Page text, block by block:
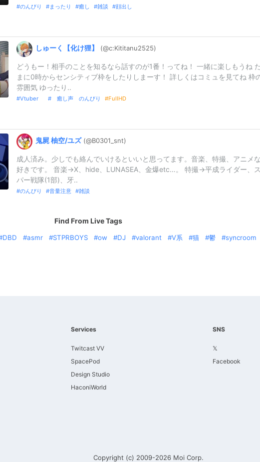
のんびり まったり 癒し 雑談 顔出し
しゅーく【化け狸】 (@c:Kititanu2525)
どうもー！相手のことを知るなら話すのが1番！ってね！ 一緒に楽しもうね
まに0時からセンシティブ枠をしたりしまーす！ 詳しくはコミュを見てね 枠
雰囲気 ゆったり..
Vtuber 癒し声 のんびり FullHD
鬼屍柚空/ユズ (@B0301_ snt)
成人済み。少しでも絡んでいけるといいと思ってます。音楽、特撮、アニメ
好きです。 音楽→X、hide、LUNASEA、金爆etc…。 特撮→平成ライダー、
パー戦隊(1部)、牙..
のんびり 音量注意 雑談
Find From Live Tags
DBD asmr STPRBOYS ow DJ valorant V系 猫 鬱
syncroom
Services
Twitcast VV
SpacePod
Design Studio
HaconiWorld
SNS
𝕏
Facebook
Copyright (c) 2009-2026 Moi Corp.